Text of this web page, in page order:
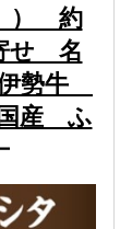
） 約
せ 名
勢牛
産 ふ